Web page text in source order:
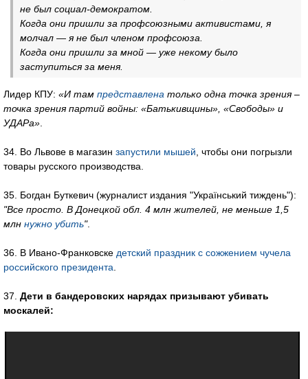
не был социал-демократом.
Когда они пришли за профсоюзными активистами, я
молчал — я не был членом профсоюза.
Когда они пришли за мной — уже некому было
заступиться за меня.
Лидер КПУ: «И там представлена только одна точка зрения –
точка зрения партий войны: «Батькивщины», «Свободы» и
УДАРа»
34. Во Львове в магазин запустили мышей , чтобы они погрызли
товары русского производства.
35. Богдан Буткевич (журналист издания "Український тиждень"):
"Все просто. В Донецкой обл. 4 млн жителей, не меньше 1,5
млн нужно убить".
36. В Ивано-Франковске детский праздник с сожжением чучела
российского президента
37. Дети в бандеровских нарядах призывают убивать
москалей: